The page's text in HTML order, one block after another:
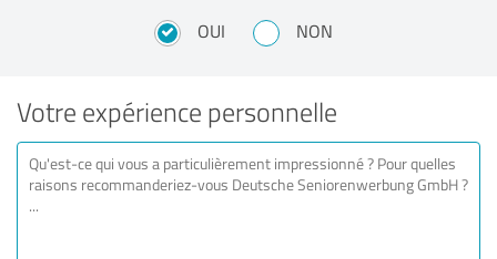
OUI NON
Votre expérience personnelle